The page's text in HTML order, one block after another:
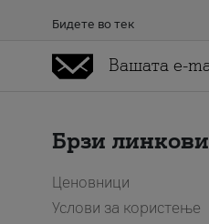
Бидете во тек
Брзи линкови
Ценовници
Услови за користење